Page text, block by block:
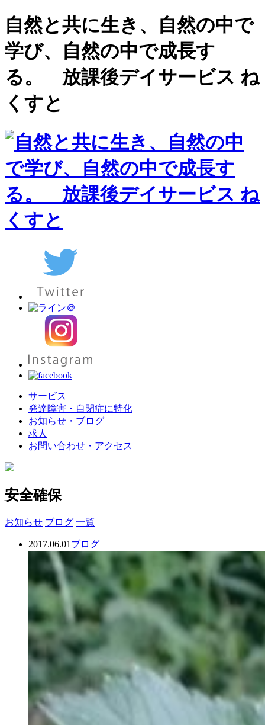
自然と共に生き、自然の中で
学び、自然の中で成長す
る。 放課後デイサービス ね
くすと
サービス
発達障害・自閉症に特化
お知らせ・ブログ
求人
お問い合わせ・アクセス
安全確保
お知らせ ブログ 一覧
2017.06.01 ブログ